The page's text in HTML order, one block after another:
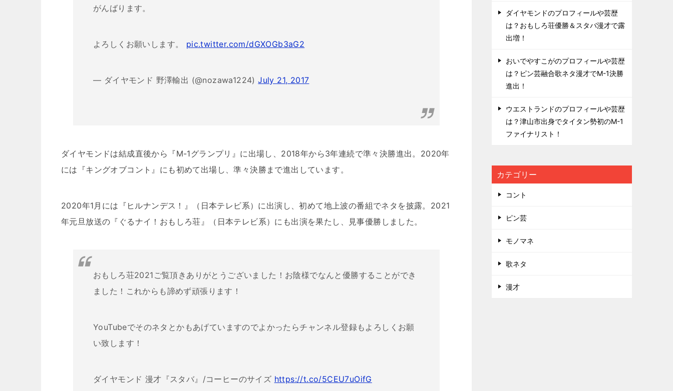
がんばります。
よろしくお願いします。 pic.twitter.com/dGXOGb3aG2
— ダイヤモンド 野澤輸出 (@nozawa1224)July 21, 2017
ダイヤモンドは結成直後から『M-1グランプリ』に出場し、2018年から3年連続で準々決勝進出。2020年
には『キングオブコント』にも初めて出場し、準々決勝まで進出しています。
2020年1月には『ヒルナンデス！』（日本テレビ系）に出演し、初めて地上波の番組でネタを披露。2021
年元旦放送の『ぐるナイ！おもしろ荘』（日本テレビ系）にも出演を果たし、見事優勝しました。
おもしろ荘2021ご覧頂きありがとうございました！お陰様でなんと優勝することができ
ました！これからも諦めず頑張ります！
YouTubeでそのネタとかもあげていますのでよかったらチャンネル登録もよろしくお願
い致します！
ダイヤモンド 漫才『スタバ』/コーヒーのサイズ https://t.co/5CEU7uOifG
ダイヤモンドのプロフィールや芸歴
は？おもしろ荘優勝＆スタバ漫才で露
出増！
おいでやすこがのプロフィールや芸歴
は？ピン芸融合歌ネタ漫才でM-1決勝
進出！
ウエストランドのプロフィールや芸歴
は？津山市出身でタイタン勢初のM-1
ファイナリスト！
カテゴリー
コント
ピン芸
モノマネ
歌ネタ
漫才